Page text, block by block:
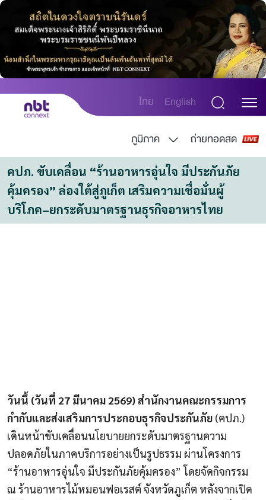
ไทย English
ภูมิภาค ถ่ายทอดสด
คปภ. ขับเคลื่อน “ร้านอาหารอุ่นใจ มีประกันภัย
คุ้มครอง” ล่องใต้สู่ภูเก็ต เสริมความเชื่อมั่นผู้
บริโภค–ยกระดับมาตรฐานธุรกิจอาหารไทย
วันนึ้ (วันที่ 27 มีนาคม 2569) สำนักงานคณะกรรมการ
กำกับและส่งเสริมการประกอบธุรกิจประกันภัย (คปภ.)
เดินหน้าขับเคลื่อนนโยบายยกระดับมาตรฐานความ
ปลอดภัยในภาคบริการอย่างเป็นรูปธรรม ผ่านโครงการ
“ร้านอาหารอุ่นใจ มีประกันภัยคุ้มครอง” โดยจัดกิจกรรม
ณ ร้านอาหารไม้หมอนฟอเรสต์ จังหวัดภูเก็ต หลังจากเปิด